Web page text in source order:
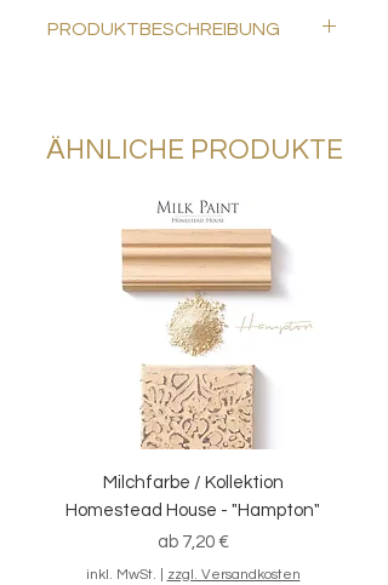
PRODUKTBESCHREIBUNG
sorgt für scharfe Kanten
abziehbar - auch geeignet um
Tapeten abzukleben
Anwendungsbereiche: Abkleben von
Oberflächen
ÄHNLICHE PRODUKTE
Milchfarbe / Kollektion
Homestead House - "Hampton"
ab 7,20 €
Sale-Preis
inkl. MwSt. zzgl. Versandkosten